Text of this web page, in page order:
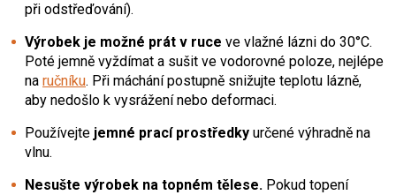
při odstřeďování).
Výrobek je možné prát v ruce ve vlažné lázni do 30°C.
Poté jemně vyždímat a sušit ve vodorovné poloze, nejlépe
na ručníku. Při máchání postupně snižujte teplotu lázně,
aby nedošlo k vysrážení nebo deformaci.
Používejte jemné prací prostředky určené výhradně na
vlnu.
Nesušte výrobek na topném tělese. Pokud topení